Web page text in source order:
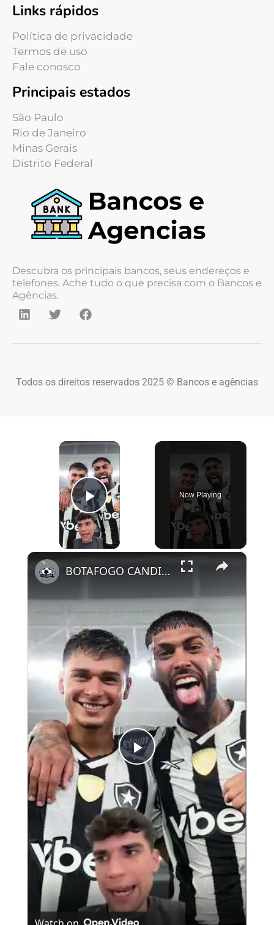
Links rápidos
Política de privacidade
Termos de uso
Fale conosco
Principais estados
São Paulo
Rio de Janeiro
Minas Gerais
Distrito Federal
Descubra os principais bancos, seus endereços e
telefones. Ache tudo o que precisa com o Bancos e
Agências.
Todos os direitos reservados 2025 © Bancos e agências
×
Play Video
Now Playing
×
Play Video
BOTAFOGO CANDIDATO AL DESCENSO